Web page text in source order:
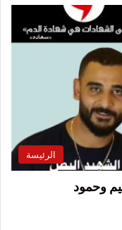
الرئيسة
وحمود